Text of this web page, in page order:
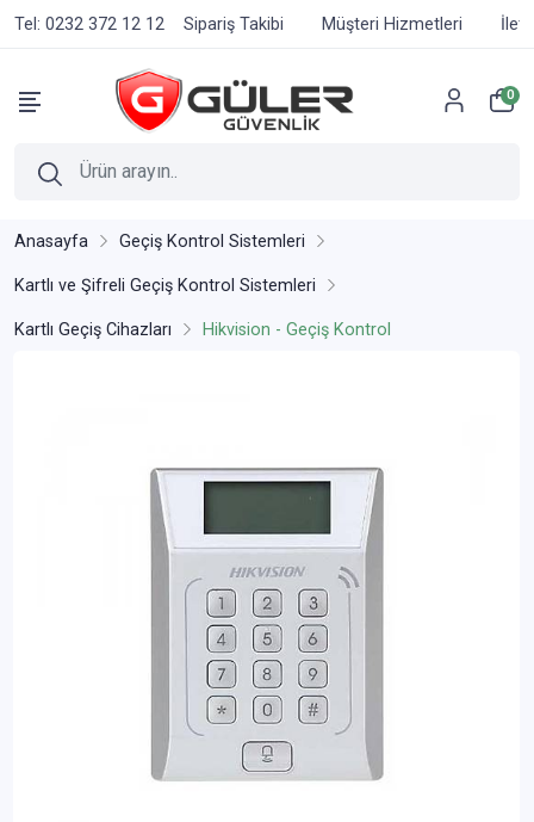
Tel: 0232 372 12 12 Sipariş Takibi Müşteri Hizmetleri
0
Anasayfa Geçiş Kontrol Sistemleri
Kartlı ve Şifreli Geçiş Kontrol Sistemleri
Kartlı Geçiş Cihazları Hikvision - Geçiş Kontrol